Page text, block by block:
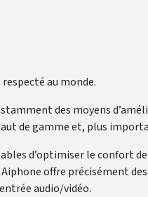
au monde.
des moyens
de gamme et, plus
d’optimiser le confort
offre précisément
audio/vidéo.